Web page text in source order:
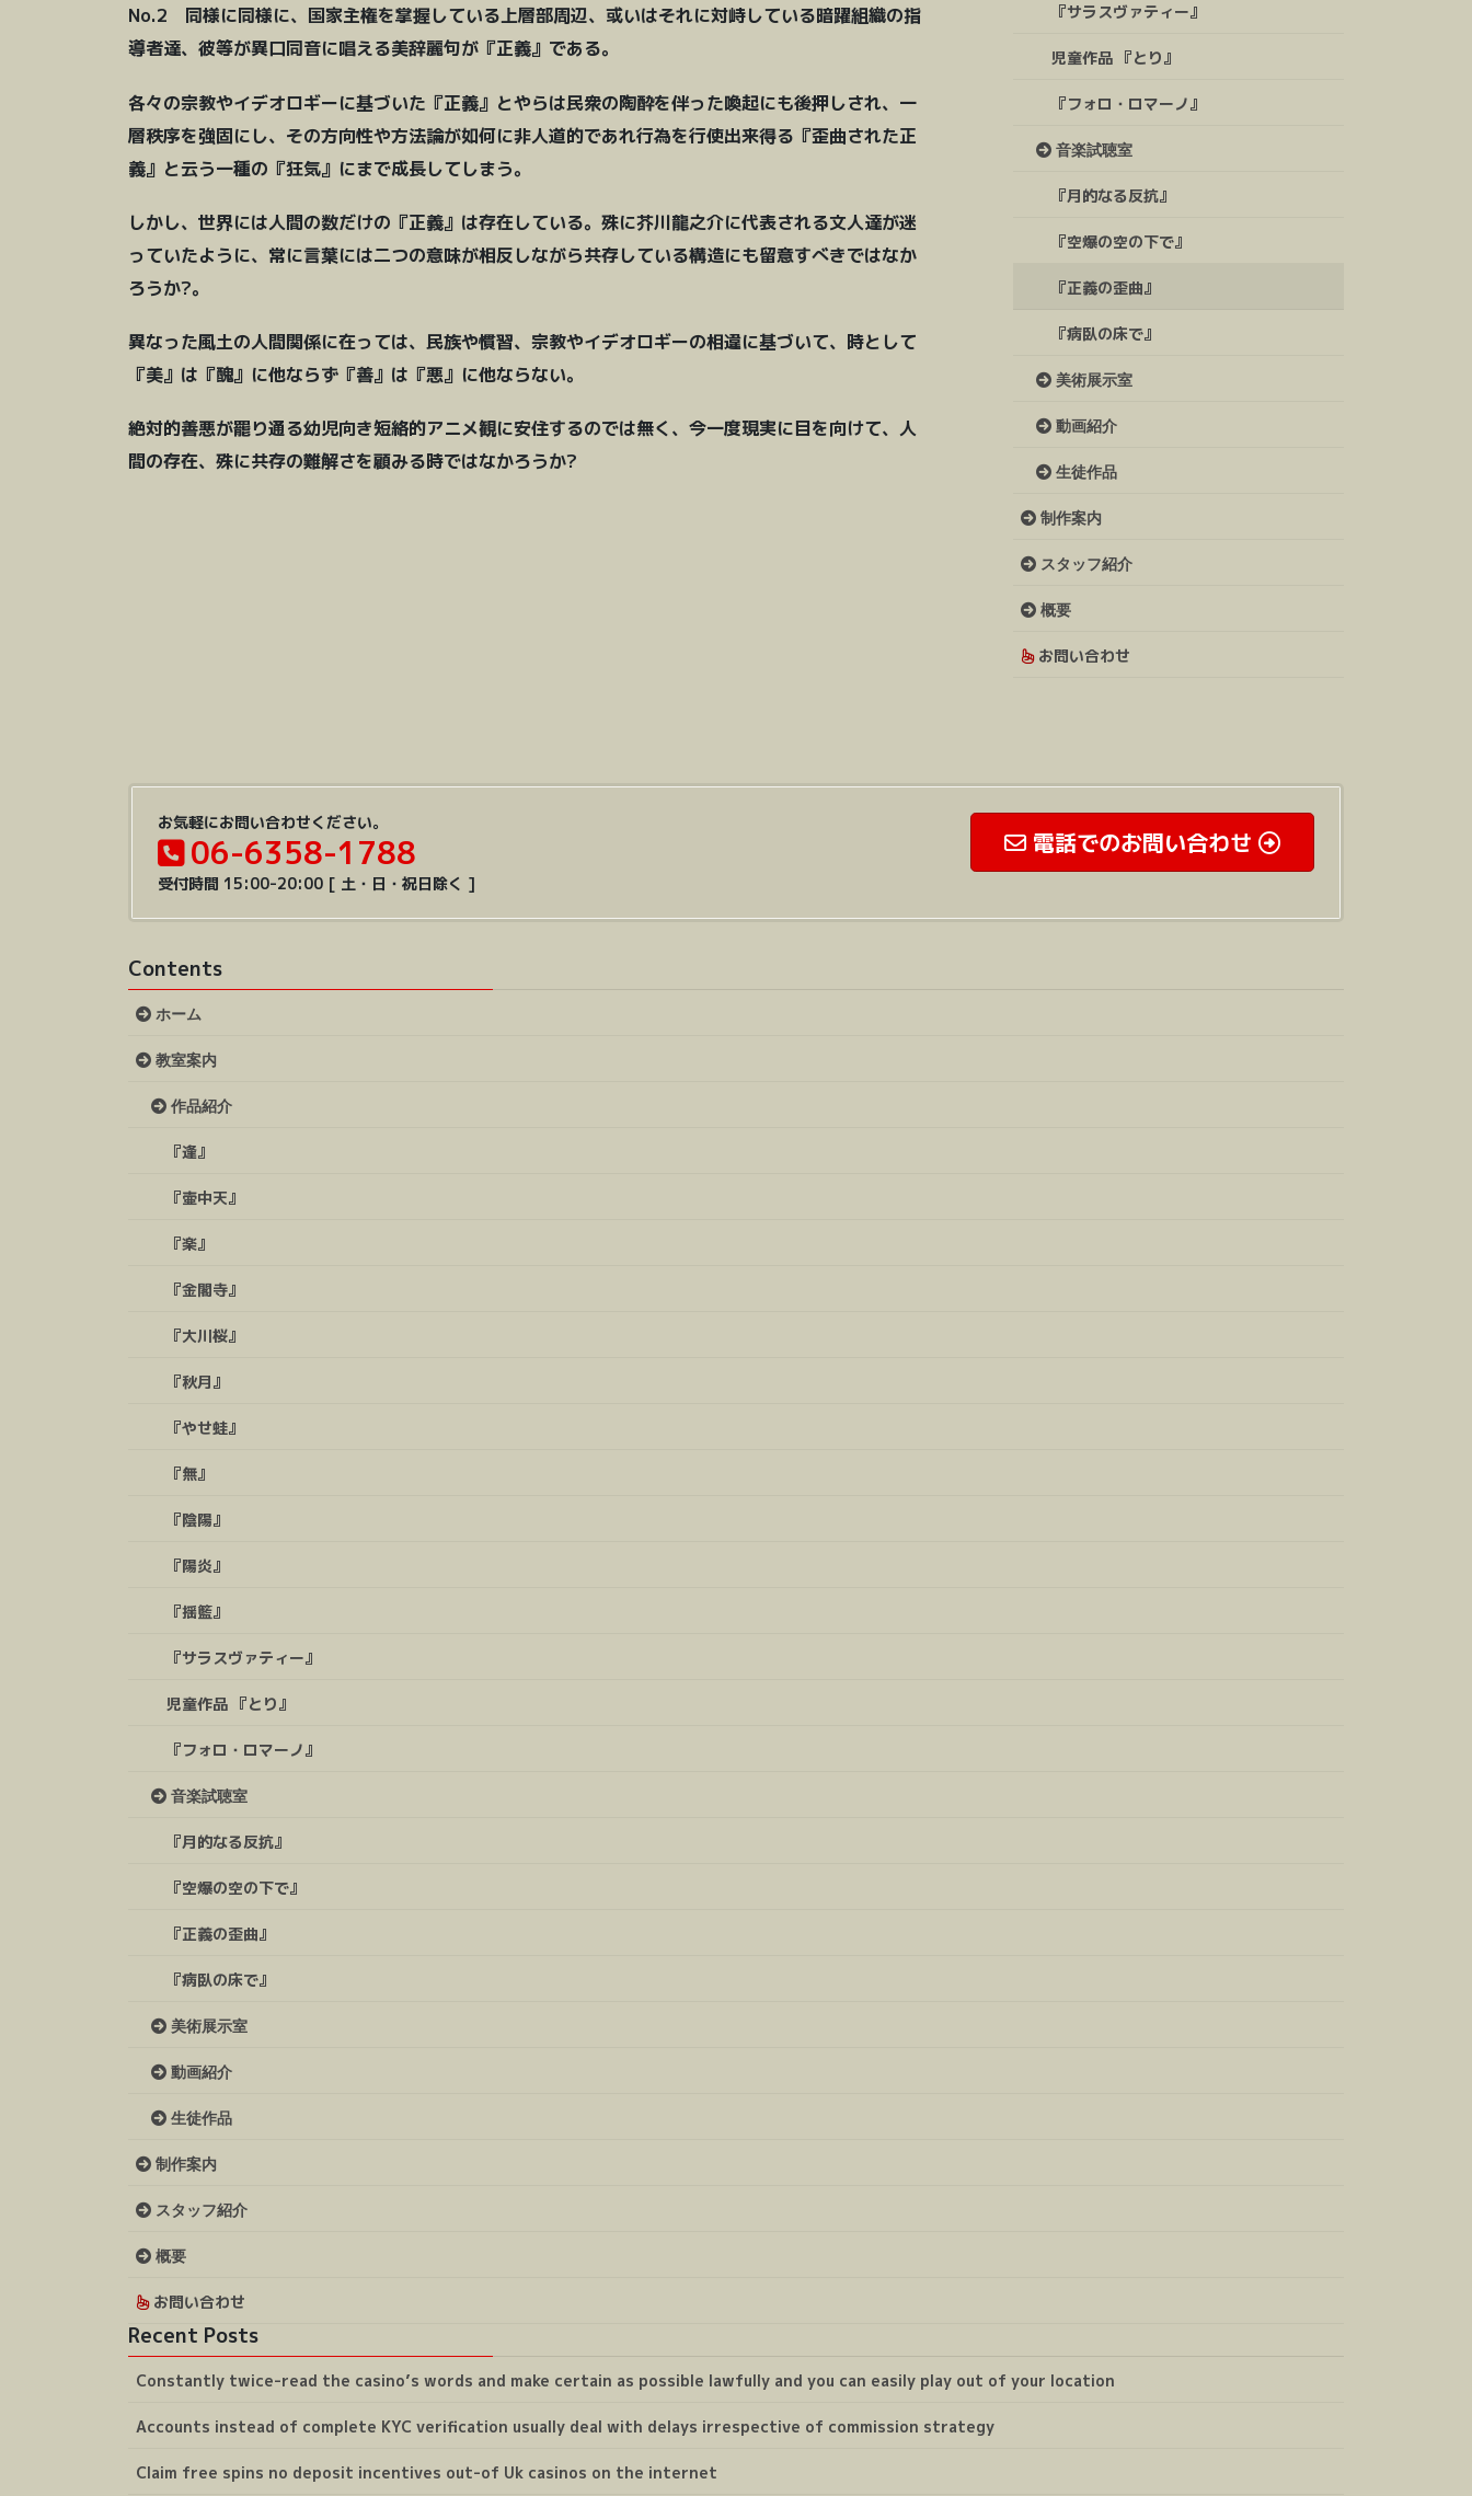
No.2 同様に同様に、国家主権を掌握している上層部周辺、或いはそれに対峙している暗躍組織の指
導者達、彼等が異口同音に唱える美辞麗句が『正義』である。
各々の宗教やイデオロギーに基づいた『正義』とやらは民衆の陶酔を伴った喚起にも後押しされ、一
層秩序を強固にし、その方向性や方法論が如何に非人道的であれ行為を行使出来得る『歪曲された正
義』と云う一種の『狂気』にまで成長してしまう。
しかし、世界には人間の数だけの『正義』は存在している。殊に芥川龍之介に代表される文人達が迷
っていたように、常に言葉には二つの意味が相反しながら共存している構造にも留意すべきではなか
ろうか?。
異なった風土の人間関係に在っては、民族や慣習、宗教やイデオロギーの相違に基づいて、時として
『美』は『醜』に他ならず『善』は『悪』に他ならない。
絶対的善悪が罷り通る幼児向き短絡的アニメ観に安住するのでは無く、今一度現実に目を向けて、人
間の存在、殊に共存の難解さを顧みる時ではなかろうか?
『サラスヴァティー』
児童作品 『とり』
『フォロ・ロマーノ』
音楽試聴室
『月的なる反抗』
『空爆の空の下で』
『正義の歪曲』
『病臥の床で』
美術展示室
動画紹介
生徒作品
制作案内
スタッフ紹介
概要
お問い合わせ
お気軽にお問い合わせください。
06-6358-1788
受付時間 15:00-20:00 [ 土・日・祝日除く ]
電話でのお問い合わせ
Contents
ホーム
教室案内
作品紹介
『逢』
『壷中天』
『楽』
『金閣寺』
『大川桜』
『秋月』
『やせ蛙』
『無』
『陰陽』
『陽炎』
『揺籃』
『サラスヴァティー』
児童作品 『とり』
『フォロ・ロマーノ』
音楽試聴室
『月的なる反抗』
『空爆の空の下で』
『正義の歪曲』
『病臥の床で』
美術展示室
動画紹介
生徒作品
制作案内
スタッフ紹介
概要
お問い合わせ
Recent Posts
Constantly twice-read the casino’s words and make certain as possible lawfully and you can easily play out of your location
Accounts instead of complete KYC verification usually deal with delays irrespective of commission strategy
Claim free spins no deposit incentives out-of Uk casinos on the internet